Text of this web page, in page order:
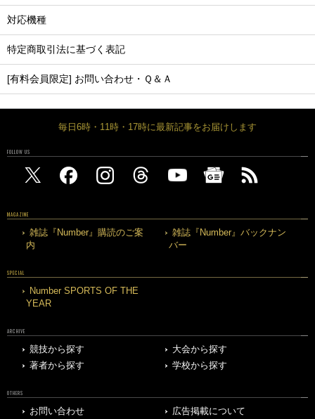
対応機種
特定商取引法に基づく表記
[有料会員限定] お問い合わせ・Ｑ＆Ａ
毎日6時・11時・17時に最新記事をお届けします
FOLLOW US
MAGAZINE
雑誌『Number』購読のご案
内
雑誌『Number』バックナン
バー
SPECIAL
Number SPORTS OF THE
YEAR
ARCHIVE
競技から探す
大会から探す
著者から探す
学校から探す
OTHERS
お問い合わせ 広告掲載について